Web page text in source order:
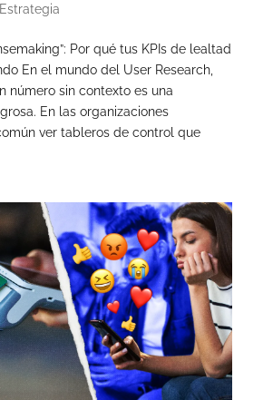
Por qué tus KPIs de lealtad
En el mundo del User Research,
número sin contexto es una
En las organizaciones
ver tableros de control que